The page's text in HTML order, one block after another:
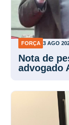
FORÇA 3 AGO
Nota de
advogado